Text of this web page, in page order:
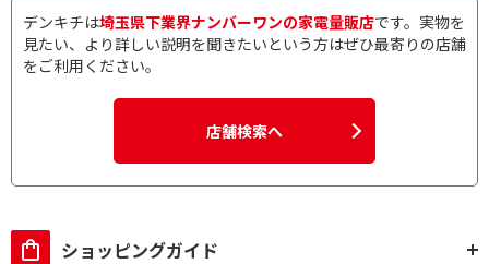
デンキチは埼玉県下業界ナンバーワンの家電量販店です。実物を
見たい、より詳しい説明を聞きたいという方はぜひ最寄りの店舗
をご利用ください。
店舗検索へ
ショッピングガイド